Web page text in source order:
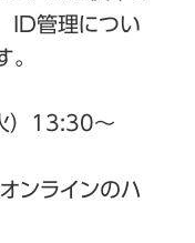
ID管理につい
。
）13:30～
ンラインのハ